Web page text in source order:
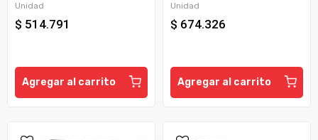
Unidad
$ 514.791
Agregar al carrito
Unidad
$ 674.326
Agregar al carrito